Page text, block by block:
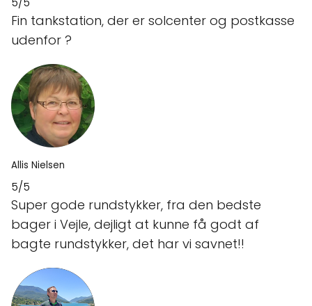
Fin tankstation, der er solcenter og postkasse
udenfor ?
Allis Nielsen
5/5
Super gode rundstykker, fra den bedste
bager i Vejle, dejligt at kunne få godt af
bagte rundstykker, det har vi savnet!!